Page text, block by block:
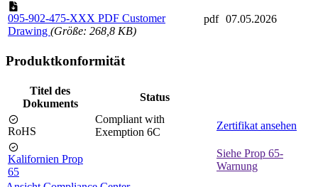
095-902-475-XXX PDF Customer
Drawing (Größe: 268,8 KB)
pdf 07.05.2026
Produktkonformität
Titel des
Dokuments
Status
RoHS
Compliant with
Exemption 6C
Zertifikat ansehen
Kalifornien Prop
65
Siehe Prop 65-
Warnung